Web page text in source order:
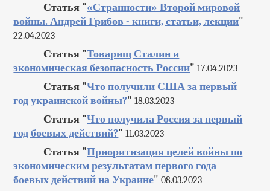
Статья "«Странности» Второй мировой
войны. Андрей Грибов - книги, статьи, лекции"
22.04.2023
Статья "Товарищ Сталин и
экономическая безопасность России" 17.04.2023
Статья "Что получили США за первый
год украинской войны?" 18.03.2023
Статья "Что получила Россия за первый
год боевых действий?" 11.03.2023
Статья "Приоритизация целей войны по
экономическим результатам первого года
боевых действий на Украине" 08.03.2023